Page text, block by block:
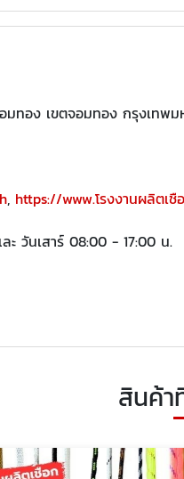
อง เขตจอมทอง กรุงเทพม
, https://www.โรงงานผลิตเชื
วันเสาร์ 08:00 - 17:00 น.
สินค้า